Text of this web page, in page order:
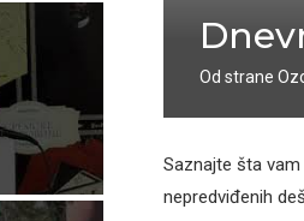
Od strane
Saznajte šta vam
nepredviđenih